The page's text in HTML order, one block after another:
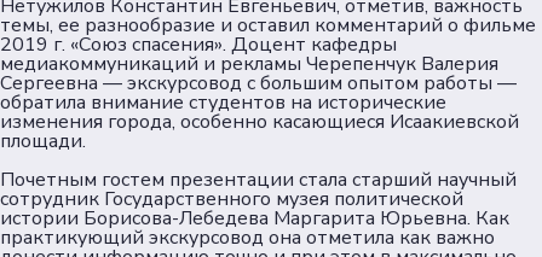
Нетужилов Константин Евгеньевич, отметив, важность
темы, ее разнообразие и оставил комментарий о фильме
2019 г. «Союз спасения». Доцент кафедры
медиакоммуникаций и рекламы Черепенчук Валерия
Сергеевна — экскурсовод с большим опытом работы —
обратила внимание студентов на исторические
изменения города, особенно касающиеся Исаакиевской
площади.
Почетным гостем презентации стала старший научный
сотрудник Государственного музея политической
истории Борисова-Лебедева Маргарита Юрьевна. Как
практикующий экскурсовод она отметила как важно
Форумная кампания
Об Ассоциации
Команда
Партнеры
Пользовательское соглашение